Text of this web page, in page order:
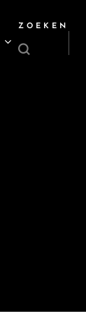
ZOEKEN